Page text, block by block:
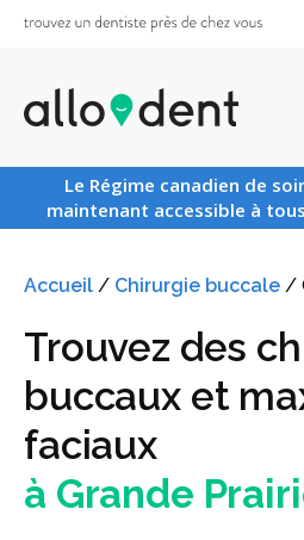
Le Régime canadien de
maintenant accessible à
Accueil / Chirurgie buccale /
Trouvez des
buccaux et
faciaux
à Grande